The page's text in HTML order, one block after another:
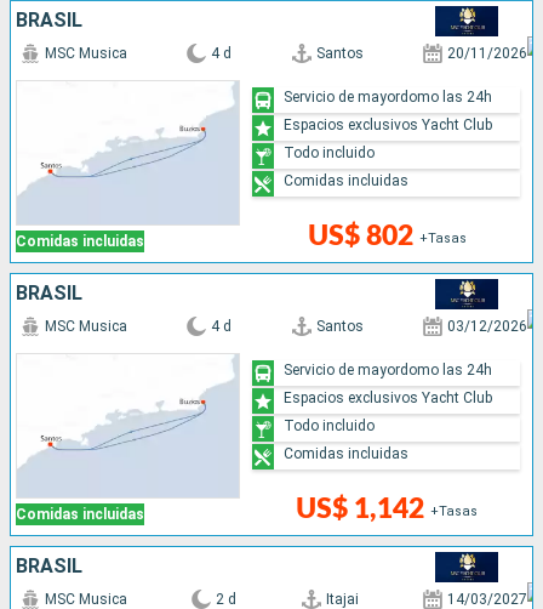
BRASIL
Comidas incluidas
MSC Musica 4 d Santos 20/11/2026
US$ 802 +Tasas
Servicio de mayordomo las 24h
Espacios exclusivos Yacht Club
Todo incluido
Comidas incluidas
BRASIL
Comidas incluidas
MSC Musica 4 d Santos 03/12/2026
US$ 1,142 +Tasas
Servicio de mayordomo las 24h
Espacios exclusivos Yacht Club
Todo incluido
Comidas incluidas
BRASIL
MSC Musica 2 d Itajai 14/03/2027